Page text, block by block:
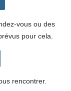
vous ou des
pour cela.
rencontrer.